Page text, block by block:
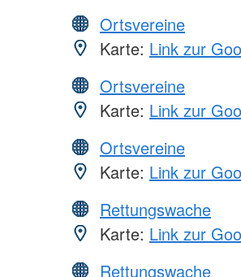
Ortsvereine
Karte: Link zur
Ortsvereine
Karte: Link zur
Ortsvereine
Karte: Link zur
Rettungswache
Karte: Link zur
Rettungswache